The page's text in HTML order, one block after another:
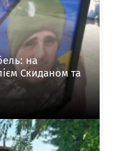
на
Скиданом та